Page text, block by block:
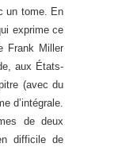
un tome. En
exprime ce
Frank Miller
aux États-
(avec du
d’intégrale.
de deux
difficile de